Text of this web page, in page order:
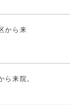
から来
ら来院。